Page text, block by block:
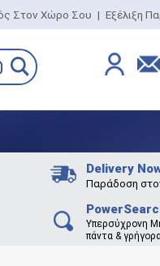
Στον Χώρο Σου | Εξέλιξη
Delivery
Παράδοση
Υπερσύχρονη
πάντα & γρήγορα.